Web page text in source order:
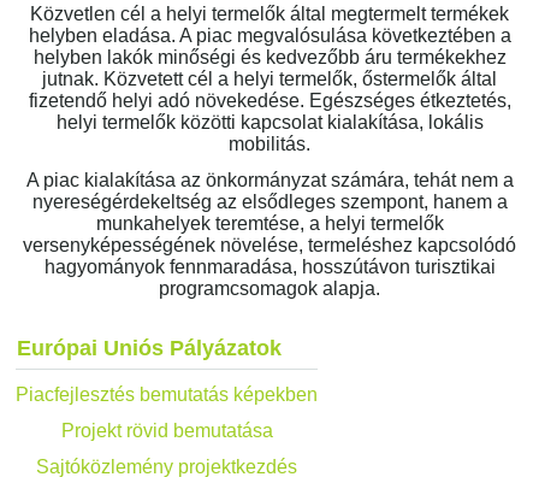
Közvetlen cél a helyi termelők által megtermelt termékek
helyben eladása. A piac megvalósulása következtében a
helyben lakók minőségi és kedvezőbb áru termékekhez
jutnak. Közvetett cél a helyi termelők, őstermelők által
fizetendő helyi adó növekedése. Egészséges étkeztetés,
helyi termelők közötti kapcsolat kialakítása, lokális
mobilitás.
A piac kialakítása az önkormányzat számára, tehát nem a
nyereségérdekeltség az elsődleges szempont, hanem a
munkahelyek teremtése, a helyi termelők
versenyképességének növelése, termeléshez kapcsolódó
hagyományok fennmaradása, hosszútávon turisztikai
programcsomagok alapja.
Európai Uniós Pályázatok
Piacfejlesztés bemutatás képekben
Projekt rövid bemutatása
Sajtóközlemény projektkezdés